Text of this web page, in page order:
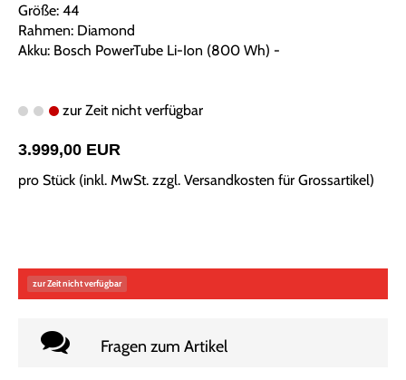
Größe: 44
Rahmen: Diamond
Akku: Bosch PowerTube Li-Ion (800 Wh) -
zur Zeit nicht verfügbar
3.999,00 EUR
pro Stück (inkl. MwSt. zzgl. Versandkosten für Grossartikel)
zur Zeit nicht verfügbar
Fragen zum Artikel